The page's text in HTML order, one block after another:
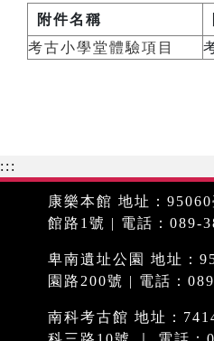
附件名稱
考古小學堂體驗項目
:::
康樂本館 地址：
館路1號 | 電話：089-
卑南遺址公園 地址：
園路200號 | 電話：
南科考古館 地址：